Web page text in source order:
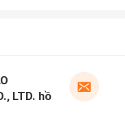
LTD. hồ